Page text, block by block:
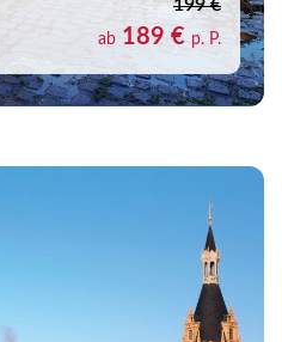
199 €
ab 189 € p. P.